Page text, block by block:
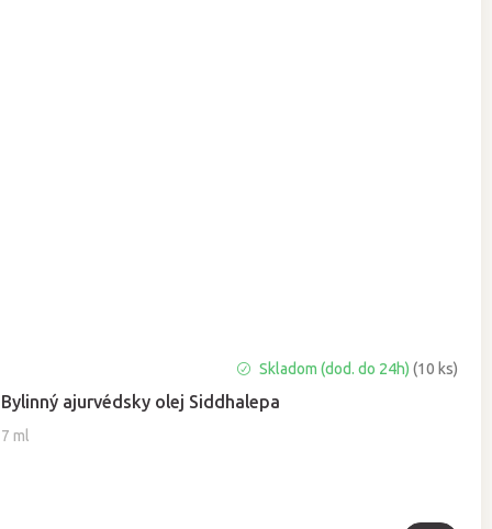
Bylinný ajurvédsky olej Siddhalepa
7 ml
hodnotenie
produktu
je
Skladom (dod. do 24h)(10 ks)